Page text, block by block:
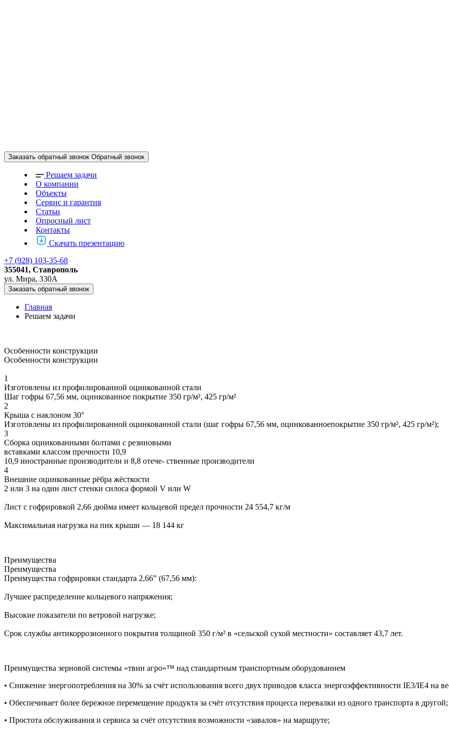
Заказать обратный звонок Обратный звонок
Решаем задачи
О компании
Объекты
Сервис и гарантия
Статьи
Опросный лист
Контакты
Скачать презентацию
+7 (928) 103-35-68
355041, Ставрополь
ул. Мира, 330А
Заказать обратный звонок
Главная
Решаем задачи
Особенности конструкции
Особенности конструкции
1
Изготовлены из профилированной оцинкованной стали
Шаг гофры 67,56 мм, оцинкованное покрытие 350 гр/м², 425 гр/м²
2
Крыша с наклоном 30°
Изготовлены из профилированной оцинкованной стали (шаг гофры 67,56 мм, оцинкованноепокрытие 350 гр/м², 425 гр/м²);
3
Сборка оцинкованными болтами с резиновыми
вставками классом прочности 10,9
10,9 иностранные производители и 8,8 отече- ственные производители
4
Внешние оцинкованные рёбра жёсткости
2 или 3 на один лист стенки силоса формой V или W
Лист с гофрировкой 2,66 дюйма имеет кольцевой предел прочности 24 554,7 кг/м
Максимальная нагрузка на пик крыши — 18 144 кг
Преимущества
Преимущества
Преимущества гофрировки стандарта 2,66” (67,56 мм):
Лучшее распределение кольцевого напряжения;
Высокие показатели по ветровой нагрузке;
Срок службы антикоррозионного покрытия толщиной 350 г/м² в «сельской сухой местности» составляет 43,7 лет.
Преимущества зерновой системы «твин агро»™ над стандартным транспортным оборудованием
• Снижение энергопотребления на 30% за счёт использования всего двух приводов класса энергоэффективности IE3/IE4 на
• Обеспечивает более бережное перемещение продукта за счёт отсутствия процесса перевалки из одного транспорта в другой;
• Простота обслуживания и сервиса за счёт отсутствия возможности «завалов» на маршруте;